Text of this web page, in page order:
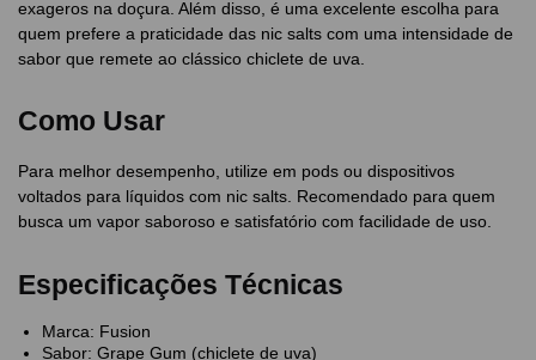
exageros na doçura. Além disso, é uma excelente escolha para
quem prefere a praticidade das nic salts com uma intensidade de
sabor que remete ao clássico chiclete de uva.
Como Usar
Para melhor desempenho, utilize em pods ou dispositivos
voltados para líquidos com nic salts. Recomendado para quem
busca um vapor saboroso e satisfatório com facilidade de uso.
Especificações Técnicas
Marca: Fusion
Sabor: Grape Gum (chiclete de uva)